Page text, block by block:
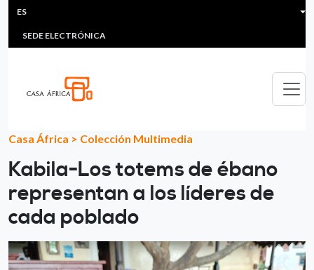
Pasar al contenido principal
HEADER MENU
MULTIMEDIA
SEDE ELECTRÓNICA
ES
Casa África > Colección Multimedia
Kabila-Los totems de ébano
representan a los líderes de
cada poblado